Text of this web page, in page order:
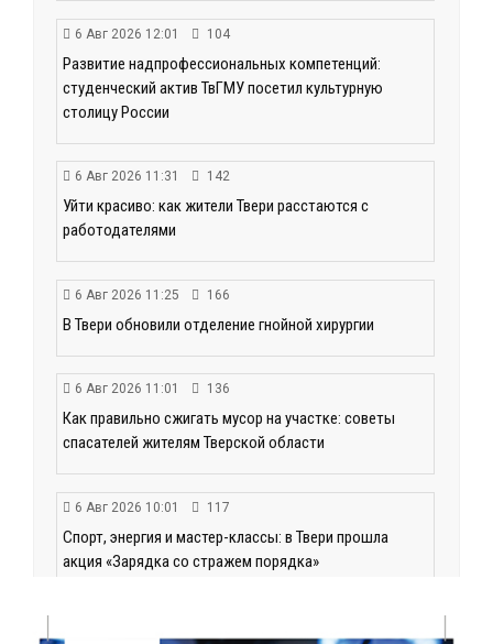
6 Авг 2026 12:01 104
Развитие надпрофессиональных компетенций:
студенческий актив ТвГМУ посетил культурную
столицу России
6 Авг 2026 11:31 142
Уйти красиво: как жители Твери расстаются с
работодателями
6 Авг 2026 11:25 166
В Твери обновили отделение гнойной хирургии
6 Авг 2026 11:01 136
Как правильно сжигать мусор на участке: советы
спасателей жителям Тверской области
6 Авг 2026 10:01 117
Спорт, энергия и мастер-классы: в Твери прошла
акция «Зарядка со стражем порядка»